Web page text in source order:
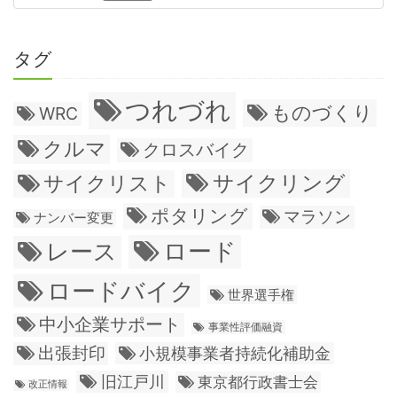
タグ
WRC つれづれ ものづくり
クルマ クロスバイク
サイクリスト サイクリング
ナンバー変更 ポタリング マラソン
レース
ロード
ロードバイク
世界選手権
中小企業サポート 事業性評価融資
出張封印 小規模事業者持続化補助金
改正情報 旧江戸川 東京都行政書士会